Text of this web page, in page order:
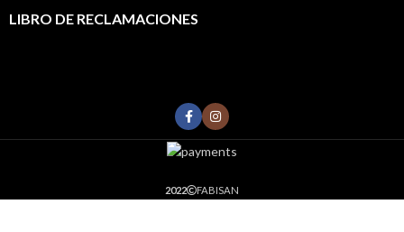
LIBRO DE RECLAMACIONES
2022 FABISAN